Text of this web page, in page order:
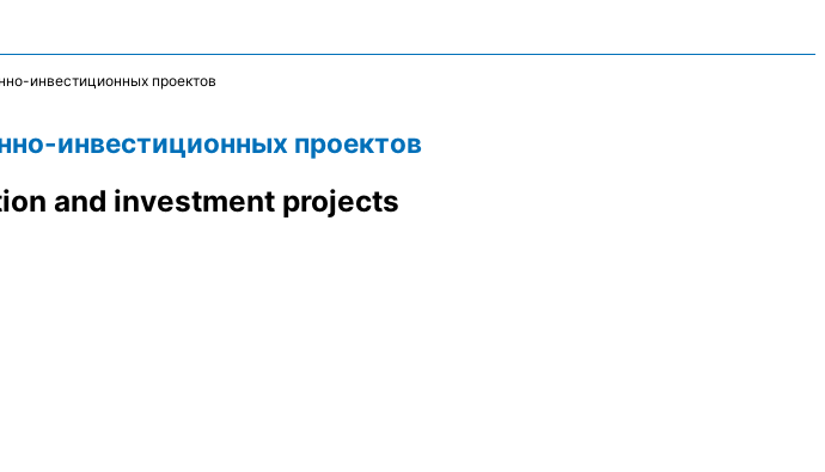
инвестиционных проектов
инвестиционных проектов
and investment projects